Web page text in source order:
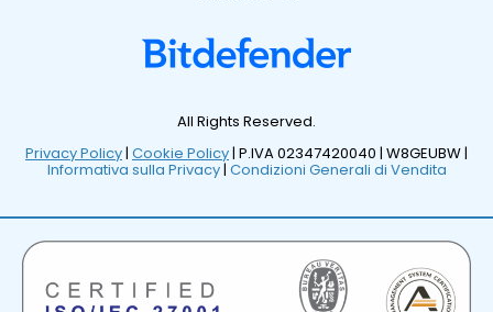
All Rights Reserved.
Privacy Policy| Cookie Policy| P.IVA 02347420040 | W8GEUBW |
Informativa sulla Privacy| Condizioni Generali di Vendita